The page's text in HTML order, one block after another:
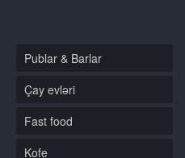
Publar & Barlar
Çay evləri
Fast food
Kofe